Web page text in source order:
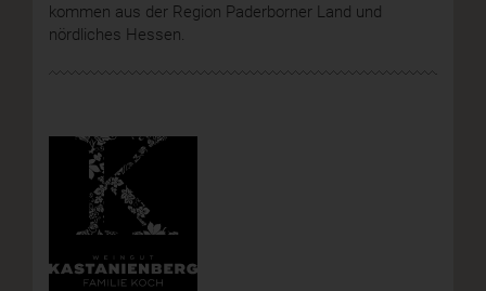
kommen aus der Region Paderborner Land und
nördliches Hessen.